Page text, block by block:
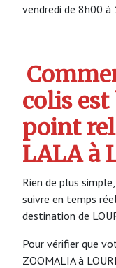
vendredi de 8h00
colis
point
LALA à
Rien de plus
suivre en temps
destination de
Pour vérifier que
ZOOMALIA à